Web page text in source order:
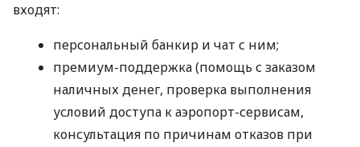
входят:
персональный банкир и чат с ним;
премиум-поддержка (помощь с заказом
наличных денег, проверка выполнения
условий доступа к аэропорт-сервисам,
консультация по причинам отказов при